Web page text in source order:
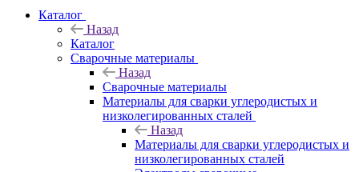
Каталог
Назад
Каталог
Сварочные материалы
Назад
Сварочные материалы
Материалы для сварки углеродистых и
низколегированных сталей
Назад
Материалы для сварки углеродистых и
низколегированных сталей